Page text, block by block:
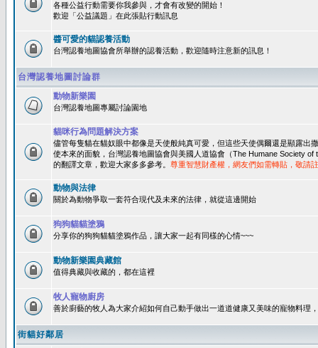
各種公益行動需要你我參與，才會有改變的開始！
歡迎「公益議題」在此張貼行動訊息
醬可愛的貓認養活動
台灣認養地圖協會所舉辦的認養活動，歡迎隨時注意新的訊息！
台灣認養地圖討論群
動物新樂園
台灣認養地圖專屬討論園地
貓咪行為問題解決方案
儘管每隻貓在貓奴眼中都像是天使般純真可愛，但這些天使偶爾還是顯露出
使本來的面貌，台灣認養地圖協會與美國人道協會（The Humane Society
的翻譯文章，歡迎大家多多參考。 尊重智慧財產權，網友們如需轉貼，敬請
動物與法律
關於為動物爭取一套符合現代及未來的法律，就從這邊開始
狗狗貓貓塗鴉
分享你的狗狗貓貓塗鴉作品，讓大家一起有同樣的心情~~~
動物新樂園典藏館
值得典藏與收藏的，都在這裡
牧人寵物廚房
善於廚藝的牧人為大家介紹如何自己動手做出一道道健康又美味的寵物料理
街貓好鄰居